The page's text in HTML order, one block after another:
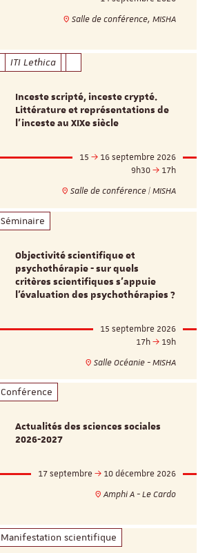
Salle de conférence, MISHA
ITI Lethica
Inceste scripté, inceste crypté.
Littérature et représentations de
l’inceste au XIXe siècle
15
16 septembre 2026
9h30
17h
Salle de conférence | MISHA
Séminaire
Objectivité scientifique et
psychothérapie - sur quels
critères scientifiques s'appuie
l'évaluation des psychothérapies ?
15 septembre 2026
17h
19h
Salle Océanie - MISHA
Conférence
Actualités des sciences sociales
2026-2027
17 septembre
10 décembre 2026
Amphi A - Le Cardo
Manifestation scientifique